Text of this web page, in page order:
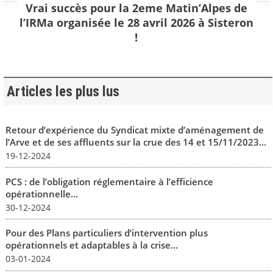
Vrai succès pour la 2eme Matin’Alpes de
l’IRMa organisée le 28 avril 2026 à Sisteron
!
Articles les plus lus
Retour d’expérience du Syndicat mixte d’aménagement de
l’Arve et de ses affluents sur la crue des 14 et 15/11/2023...
19-12-2024
PCS : de l’obligation réglementaire à l’efficience
opérationnelle...
30-12-2024
Pour des Plans particuliers d’intervention plus
opérationnels et adaptables à la crise...
03-01-2024